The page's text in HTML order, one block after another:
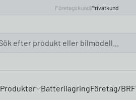
Företagskund|Privatkund
Produkter BatterilagringFöretag/BRF